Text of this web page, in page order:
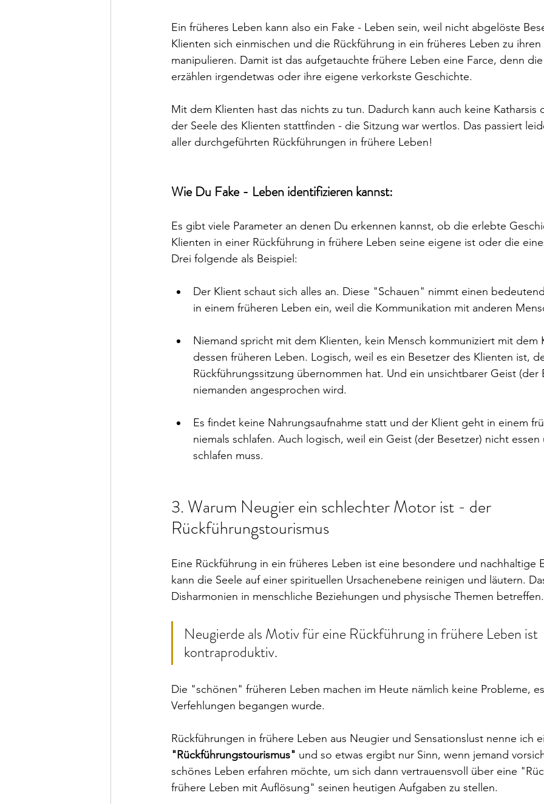
Ein früheres Leben kann also ein Fake - Leben sein, weil nicht abgelöste
Klienten sich einmischen und die Rückführung in ein früheres Leben zu ihren
manipulieren. Damit ist das aufgetauchte frühere Leben eine Farce, denn
erzählen irgendetwas oder ihre eigene verkorkste Geschichte.
Mit dem Klienten hast das nichts zu tun. Dadurch kann auch keine Katharsis
der Seele des Klienten stattfinden - die Sitzung war wertlos. Das passiert
aller durchgeführten Rückführungen in frühere Leben!
Wie Du Fake - Leben identifizieren kannst:
Es gibt viele Parameter an denen Du erkennen kannst, ob die erlebte
Klienten in einer Rückführung in frühere Leben seine eigene ist oder die
Drei folgende als Beispiel:
Der Klient schaut sich alles an. Diese "Schauen" nimmt einen
in einem früheren Leben ein, weil die Kommunikation mit anderen
Niemand spricht mit dem Klienten, kein Mensch kommuniziert mit dem
dessen früheren Leben. Logisch, weil es ein Besetzer des Klienten ist,
Rückführungssitzung übernommen hat. Und ein unsichtbarer Geist (der
niemanden angesprochen wird.
Es findet keine Nahrungsaufnahme statt und der Klient geht in einem
niemals schlafen. Auch logisch, weil ein Geist (der Besetzer) nicht
schlafen muss.
3. Warum Neugier ein schlechter Motor ist - der
Rückführungstourismus
Eine Rückführung in ein früheres Leben ist eine besondere und nachhaltige
kann die Seele auf einer spirituellen Ursachenebene reinigen und läutern.
Disharmonien in menschliche Beziehungen und physische Themen betreffen.
Neugierde als Motiv für eine Rückführung in frühere Leben ist
kontraproduktiv.
Die "schönen" früheren Leben machen im Heute nämlich keine Probleme,
Verfehlungen begangen wurde.
Rückführungen in frühere Leben aus Neugier und Sensationslust nenne ich
"Rückführungstourismus" und so etwas ergibt nur Sinn, wenn jemand
schönes Leben erfahren möchte, um sich dann vertrauensvoll über eine
frühere Leben mit Auflösung" seinen heutigen Aufgaben zu stellen.